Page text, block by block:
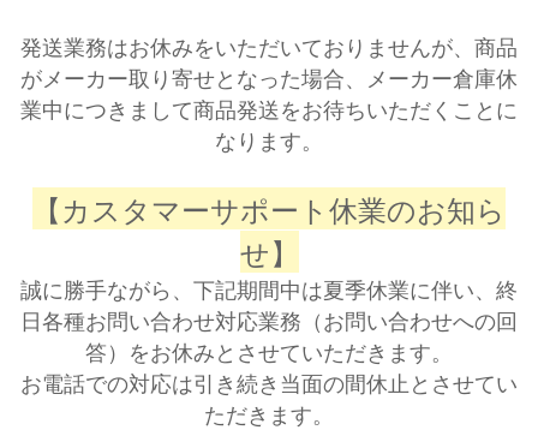
発送業務はお休みをいただいておりませんが、商品
がメーカー取り寄せとなった場合、メーカー倉庫休
業中につきまして商品発送をお待ちいただくことに
なります。
【カスタマーサポート休業のお知ら
せ】
誠に勝手ながら、下記期間中は夏季休業に伴い、終
日各種お問い合わせ対応業務（お問い合わせへの回
答）をお休みとさせていただきます。
お電話での対応は引き続き当面の間休止とさせてい
ただきます。